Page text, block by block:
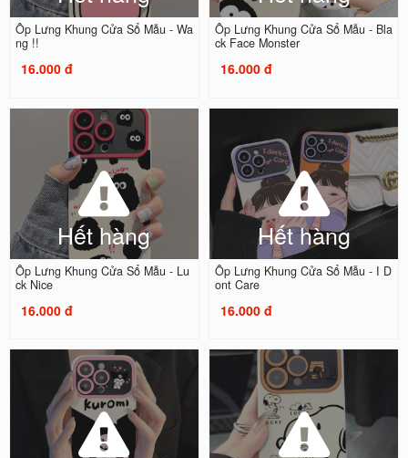
Ốp Lưng Khung Cửa Sổ Mẫu - Wa
ng !!
16.000 đ
Ốp Lưng Khung Cửa Sổ Mẫu - Bla
ck Face Monster
16.000 đ
Hết hàng
Ốp Lưng Khung Cửa Sổ Mẫu - Lu
ck Nice
16.000 đ
Hết hàng
Ốp Lưng Khung Cửa Sổ Mẫu - I D
ont Care
16.000 đ